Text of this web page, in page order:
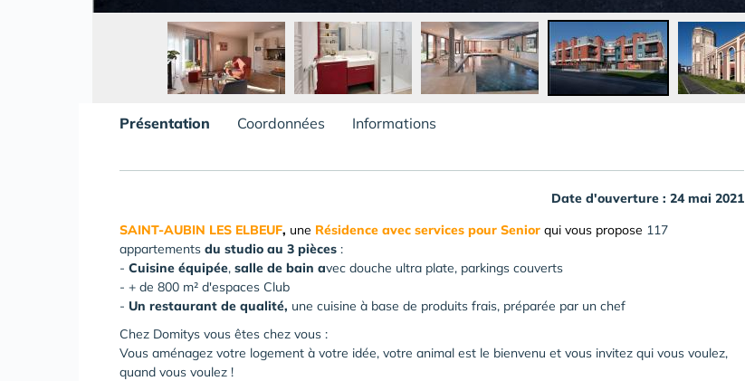
Présentation Coordonnées Informations
Date d'ouverture : 24 mai 2021
SAINT-AUBIN LES ELBEUF, une Résidence avec services pour Senior qui vous propose 117
appartements du studio au 3 pièces :
- Cuisine équipée, salle de bain avec douche ultra plate, parkings couverts
- + de 800 m² d'espaces Club
- Un restaurant de qualité, une cuisine à base de produits frais, préparée par un chef
Chez Domitys vous êtes chez vous :
Vous aménagez votre logement à votre idée, votre animal est le bienvenu et vous invitez qui vous voulez,
quand vous voulez !